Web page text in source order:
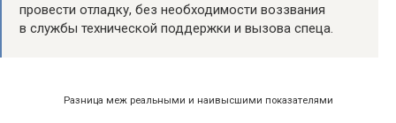
провести отладку, без необходимости воззвания
в службы технической поддержки и вызова спеца.
Разница меж реальными и наивысшими показателями